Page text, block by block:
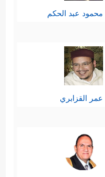
محمود عبد الحكم
عمر القزابري